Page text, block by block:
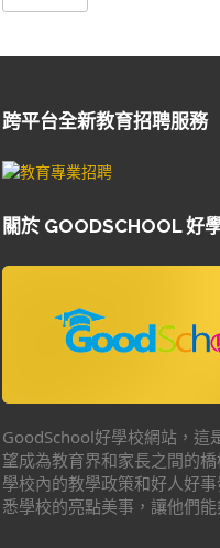
跨平台全新教育招聘服務
關於 GOODSCHOOL 好
GoodSchool好學校網站，這
望成為教育界和家長之間的
學校內的教學政策和好人好
悉學校的亮點美事，讓他們